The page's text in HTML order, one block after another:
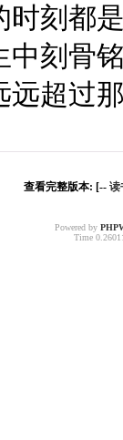
刻都
刻骨
超过
查看完整版本: [-- 读
Powered by
Time